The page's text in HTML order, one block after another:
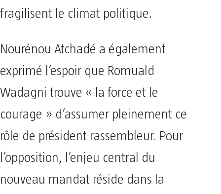
fragilisent le climat politique.
Nourénou Atchadé a également
exprimé l’espoir que Romuald
Wadagni trouve « la force et le
courage » d’assumer pleinement ce
rôle de président rassembleur. Pour
l’opposition, l’enjeu central du
nouveau mandat réside dans la